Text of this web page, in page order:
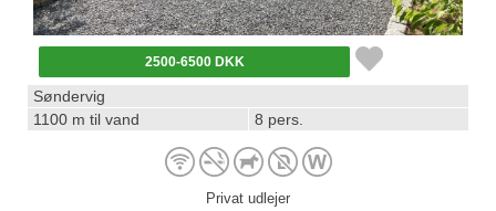
2500-6500 DKK
Søndervig
1100 m til vand
8 pers.
Privat udlejer